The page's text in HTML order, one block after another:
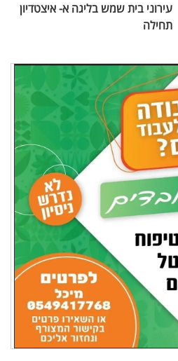
עירוני בית שמש בליגה א- איצטדיון
תחילה